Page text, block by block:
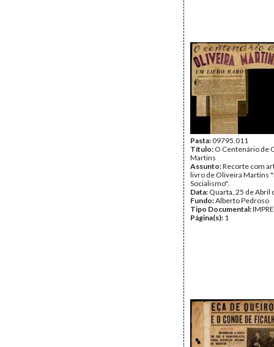
Pasta:09795.011
Título: O Centenário de
Martins
Assunto:Recorte com
livro de Oliveira Martins
Socialismo".
Data: Quarta, 25 de Abril
Fundo:Alberto Pedroso
Tipo Documental:
Página(s): 1